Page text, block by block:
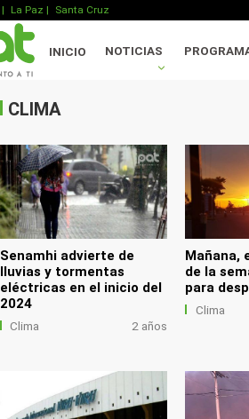
| La Paz | Santa Cruz
INICIO NOTICIAS
CLIMA
.
Senamhi advierte de
lluvias y tormentas
eléctricas en el inicio del
2024
Clima 2 años
Mañana,
de la
para
Clima